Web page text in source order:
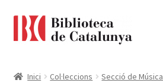
Inici Col·leccions Secció de Música